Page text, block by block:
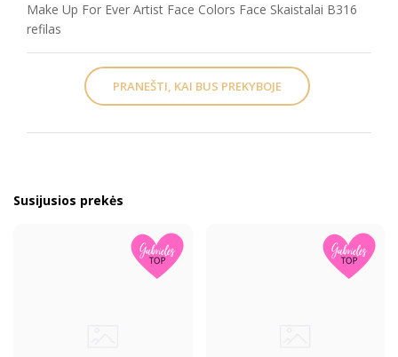
Make Up For Ever Artist Face Colors Face Skaistalai B316
refilas
PRANEŠTI, KAI BUS PREKYBOJE
Susijusios prekės